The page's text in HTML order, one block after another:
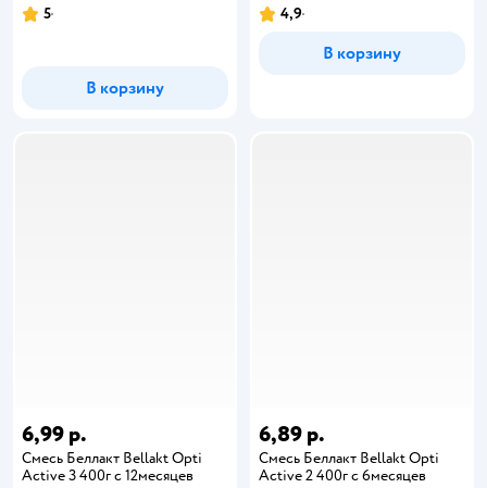
5
В корзину
4,9
В корзину
6,99 р.
Смесь Беллакт Bellakt Opti
Active 3 400г с 12месяцев
6,89 р.
Смесь Беллакт Bellakt Opti
Active 2 400г с 6месяцев